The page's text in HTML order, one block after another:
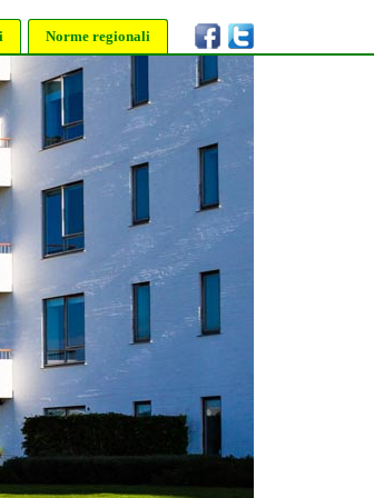
Norme regionali